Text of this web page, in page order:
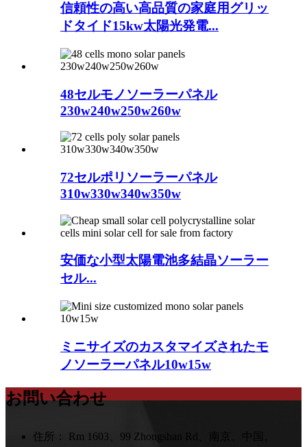
信頼性の高い高品質の家庭用グリッ
ドタイド15kw太陽光発電...
48セルモノソーラーパネル
230w240w250w260w
72セルポリソーラーパネル
310w330w340w350w
安価な小型太陽電池多結晶ソーラー
セル...
ミニサイズのカスタマイズされたモ
ノソーラーパネル10w15w
お問い合わせ
住所： Rm 1603、99 Zhongshan Rd、南京、中国。